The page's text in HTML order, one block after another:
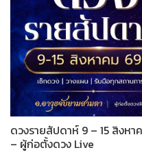
ดวงรายสัปดาห์ 9 – 15 สิงห
– ผู้ก่อตั้งดวง Live